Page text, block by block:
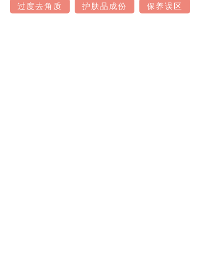
过度去角质
护肤品成份 保养误区